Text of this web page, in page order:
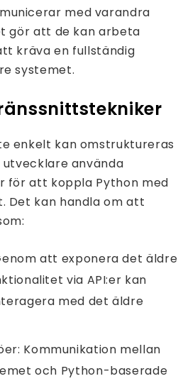
med varandra
gör att de kan arbeta
kräva en fullständig
systemet.
enkelt kan omstruktureras
använda
för att koppla Python med
Det kan handla om att
att exponera det äldre
via API:er kan
med det äldre
Kommunikation mellan
och Python-baserade